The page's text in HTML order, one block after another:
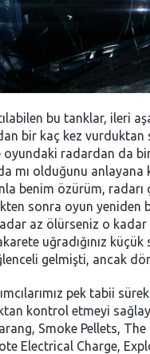
bu tanklar, ileri
bir kaç kez
radardan da
mı olduğunu
benim özürüm,
sonra oyun yeniden
az ölürseniz o
uğradığınız
gelmişti, ancak
pek tabii
kontrol etmeyi
Smoke Pellets,
Electrical Charge,